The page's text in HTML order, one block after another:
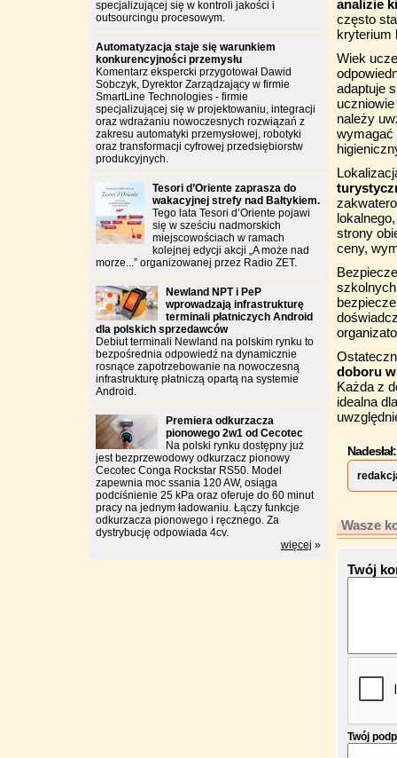
analizie
często
kryterium
Wiek
adaptuje
należy
wymagać
strony
ceny,
doboru
Każda z
idealna
Nadesłał:
Wasze
Twój
Twój
specjalizującej się w kontroli jakości i
outsourcingu procesowym.
Automatyzacja staje się warunkiem
konkurencyjności przemysłu
Komentarz ekspercki przygotował Dawid
Sobczyk, Dyrektor Zarządzający w firmie
SmartLine Technologies - firmie
specjalizującej się w projektowaniu, integracji
oraz wdrażaniu nowoczesnych rozwiązań z
zakresu automatyki przemysłowej, robotyki
oraz transformacji cyfrowej przedsiębiorstw
produkcyjnych.
Tesori d’Oriente zaprasza do
wakacyjnej strefy nad Bałtykiem.
Tego lata Tesori d’Oriente pojawi
się w sześciu nadmorskich
miejscowościach w ramach
kolejnej edycji akcji „A może nad
morze...” organizowanej przez Radio ZET.
Newland NPT i PeP
wprowadzają infrastrukturę
terminali płatniczych Android
dla polskich sprzedawców
Debiut terminali Newland na polskim rynku to
bezpośrednia odpowiedź na dynamicznie
rosnące zapotrzebowanie na nowoczesną
infrastrukturę płatniczą opartą na systemie
Android.
Premiera odkurzacza
pionowego 2w1 od Cecotec
Na polski rynku dostępny już
jest bezprzewodowy odkurzacz pionowy
Cecotec Conga Rockstar RS50. Model
zapewnia moc ssania 120 AW, osiąga
podciśnienie 25 kPa oraz oferuje do 60 minut
pracy na jednym ładowaniu. Łączy funkcje
odkurzacza pionowego i ręcznego. Za
dystrybucję odpowiada 4cv.
więcej »